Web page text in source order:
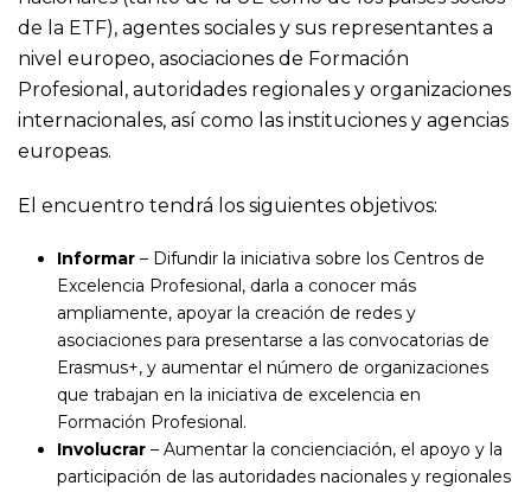
de la ETF), agentes sociales y sus representantes a
nivel europeo, asociaciones de Formación
Profesional, autoridades regionales y organizaciones
internacionales, así como las instituciones y agencias
europeas.
El encuentro tendrá los siguientes objetivos:
Informar– Difundir la iniciativa sobre los Centros de
Excelencia Profesional, darla a conocer más
ampliamente, apoyar la creación de redes y
asociaciones para presentarse a las convocatorias de
Erasmus+, y aumentar el número de organizaciones
que trabajan en la iniciativa de excelencia en
Formación Profesional.
Involucrar– Aumentar la concienciación, el apoyo y la
participación de las autoridades nacionales y regionales